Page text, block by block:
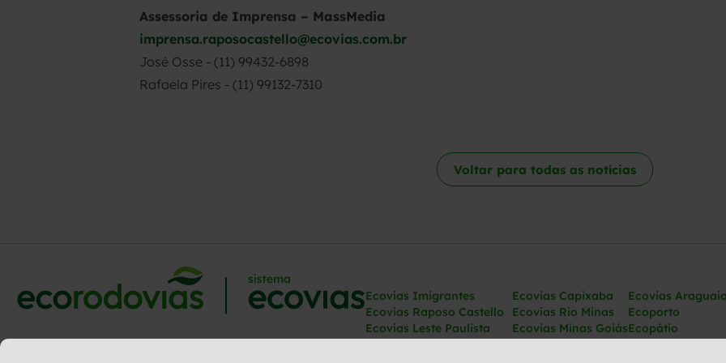
Assessoria de Imprensa – MassMedia
imprensa.raposocastello@ecovias.com.br
José Osse - (11) 99432-6898
Rafaela Pires - (11) 99132-7310
Voltar para todas as notícias
Ecovias Imigrantes
Ecovias Raposo Castello
Ecovias Leste Paulista
Ecovias Capixaba
Ecovias Rio Minas
Ecovias Minas Goiás
Ecovias
Ecoporto
Ecopátio